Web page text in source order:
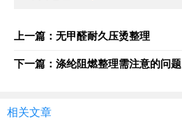
上一篇：无甲醛耐久压烫整理
下一篇：涤纶阻燃整理需注意的问题
相关文章